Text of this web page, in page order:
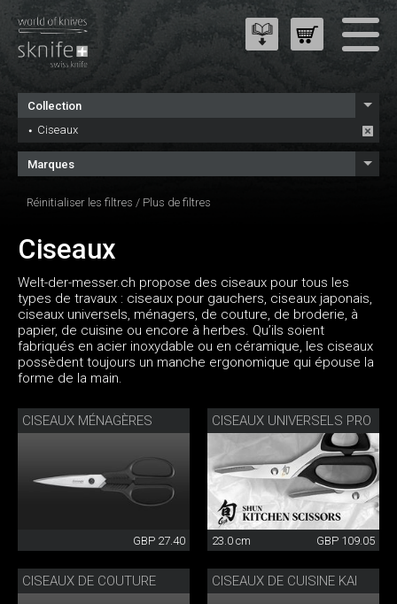
Collection
Ciseaux
Marques
Réinitialiser les filtres / Plus de filtres
Ciseaux
Welt-der-messer.ch propose des ciseaux pour tous les
types de travaux : ciseaux pour gauchers, ciseaux japonais,
ciseaux universels, ménagers, de couture, de broderie, à
papier, de cuisine ou encore à herbes. Qu’ils soient
fabriqués en acier inoxydable ou en céramique, les ciseaux
possèdent toujours un manche ergonomique qui épouse la
forme de la main.
CISEAUX MÉNAGÈRES
GBP 27.40
CISEAUX UNIVERSELS PRO
23.0 cm GBP 109.05
CISEAUX DE COUTURE CISEAUX DE CUISINE KAI